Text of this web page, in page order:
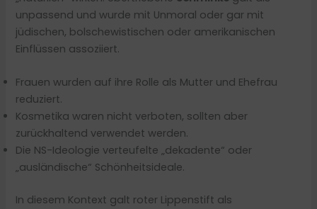
unpassend und wurde mit Unmoral oder gar mit
jüdischen, bolschewistischen oder amerikanischen
Einflüssen assoziiert.
Frauen wurden auf ihre Rolle als Mutter und Ehefrau
reduziert.
Kosmetika waren nicht verboten, sollten aber
zurückhaltend verwendet werden.
Die NS-Ideologie verteufelte „dekadente“ oder
„ausländische“ Schönheitsideale.
In diesem Kontext galt roter Lippenstift als